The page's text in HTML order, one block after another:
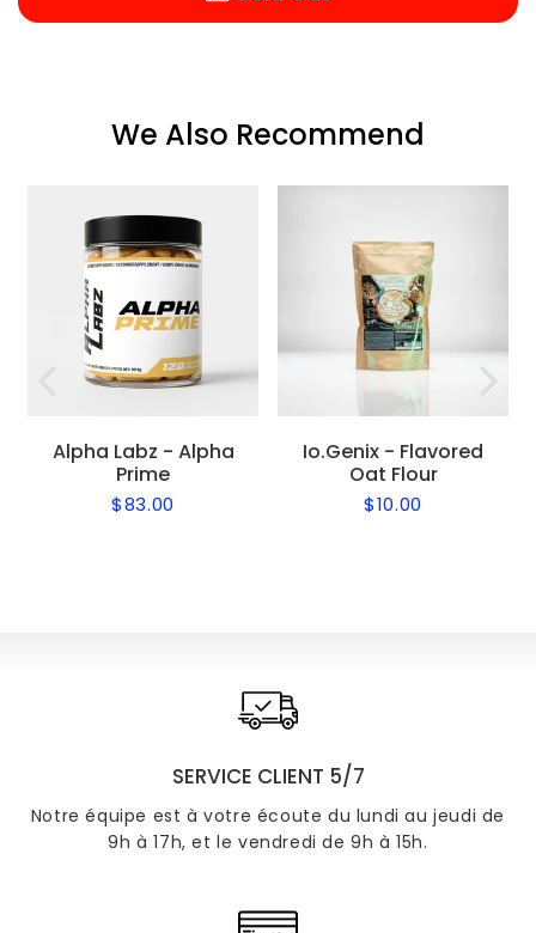
We Also Recommend
Alpha Labz - Alpha
Prime
Regular
$83.00
Io.Genix - Flavored
Oat Flour
Regular
$10.00
SERVICE CLIENT 5/7
Notre équipe est à votre écoute du lundi au jeudi de
9h à 17h, et le vendredi de 9h à 15h.